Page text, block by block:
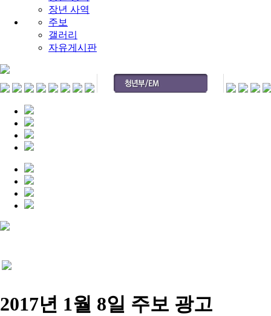
장년 사역
주보
갤러리
자유게시판
2017년 1월 8일 주보 광고